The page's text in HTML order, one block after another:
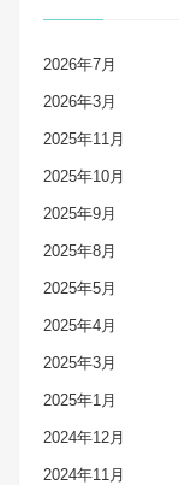
2026年7月
2026年3月
2025年11月
2025年10月
2025年9月
2025年8月
2025年5月
2025年4月
2025年3月
2025年1月
2024年12月
2024年11月